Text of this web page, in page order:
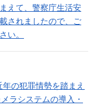
えて、警察庁生活安
されましたので、ご
い。
の犯罪情勢を踏まえ
ラシステムの導入・